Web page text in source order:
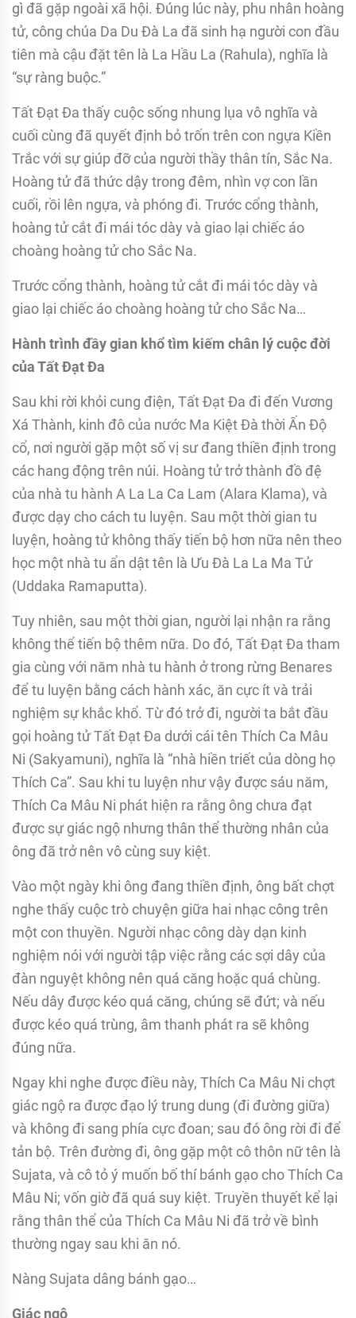
gì đã gặp ngoài xã hội. Đúng lúc này, phu nhân hoàng
tử, công chúa Da Du Đà La đã sinh hạ người con đầu
tiên mà cậu đặt tên là La Hầu La (Rahula), nghĩa là
“sự ràng buộc.”
Tất Đạt Đa thấy cuộc sống nhung lụa vô nghĩa và
cuối cùng đã quyết định bỏ trốn trên con ngựa Kiền
Trắc với sự giúp đỡ của người thầy thân tín, Sắc Na.
Hoàng tử đã thức dậy trong đêm, nhìn vợ con lần
cuối, rồi lên ngựa, và phóng đi. Trước cổng thành,
hoàng tử cắt đi mái tóc dày và giao lại chiếc áo
choàng hoàng tử cho Sắc Na.
Trước cổng thành, hoàng tử cắt đi mái tóc dày và
giao lại chiếc áo choàng hoàng tử cho Sắc Na…
Hành trình đầy gian khổ tìm kiếm chân lý cuộc đời
của Tất Đạt Đa
Sau khi rời khỏi cung điện, Tất Đạt Đa đi đến Vương
Xá Thành, kinh đô của nước Ma Kiệt Đà thời Ấn Độ
cổ, nơi người gặp một số vị sư đang thiền định trong
các hang động trên núi. Hoàng tử trở thành đồ đệ
của nhà tu hành A La La Ca Lam (Alara Klama), và
được dạy cho cách tu luyện. Sau một thời gian tu
luyện, hoàng tử không thấy tiến bộ hơn nữa nên theo
học một nhà tu ẩn dật tên là Ưu Đà La La Ma Tử
(Uddaka Ramaputta).
Tuy nhiên, sau một thời gian, người lại nhận ra rằng
không thể tiến bộ thêm nữa. Do đó, Tất Đạt Đa tham
gia cùng với năm nhà tu hành ở trong rừng Benares
để tu luyện bằng cách hành xác, ăn cực ít và trải
nghiệm sự khắc khổ. Từ đó trở đi, người ta bắt đầu
gọi hoàng tử Tất Đạt Đa dưới cái tên Thích Ca Mâu
Ni (Sakyamuni), nghĩa là “nhà hiền triết của dòng họ
Thích Ca”. Sau khi tu luyện như vậy được sáu năm,
Thích Ca Mâu Ni phát hiện ra rằng ông chưa đạt
được sự giác ngộ nhưng thân thể thường nhân của
ông đã trở nên vô cùng suy kiệt.
Vào một ngày khi ông đang thiền định, ông bất chợt
nghe thấy cuộc trò chuyện giữa hai nhạc công trên
một con thuyền. Người nhạc công dày dạn kinh
nghiệm nói với người tập việc rằng các sợi dây của
đàn nguyệt không nên quá căng hoặc quá chùng.
Nếu dây được kéo quá căng, chúng sẽ đứt; và nếu
được kéo quá trùng, âm thanh phát ra sẽ không
đúng nữa.
Ngay khi nghe được điều này, Thích Ca Mâu Ni chợt
giác ngộ ra được đạo lý trung dung (đi đường giữa)
và không đi sang phía cực đoan; sau đó ông rời đi để
tản bộ. Trên đường đi, ông gặp một cô thôn nữ tên là
Sujata, và cô tỏ ý muốn bố thí bánh gạo cho Thích Ca
Mâu Ni; vốn giờ đã quá suy kiệt. Truyền thuyết kể lại
rằng thân thể của Thích Ca Mâu Ni đã trở về bình
thường ngay sau khi ăn nó.
Nàng Sujata dâng bánh gạo…
Giác ngộ